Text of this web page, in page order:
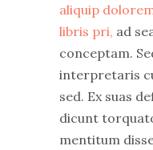
aliquip
libris pri, ad
conceptam.
interpretaris
sed. Ex suas
dicunt
mentitum